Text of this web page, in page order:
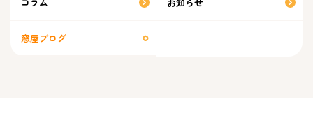
窓屋ブログ